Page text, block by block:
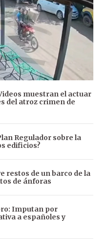
muestran el actuar
del atroz crimen de
Regulador sobre la
edificios?
restos de un barco de la
de ánforas
Imputan por
a españoles y